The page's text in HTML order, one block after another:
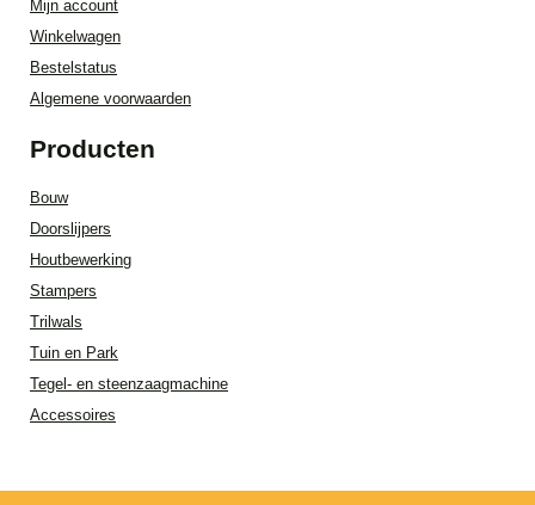
Mijn account
Winkelwagen
Bestelstatus
Algemene voorwaarden
Producten
Bouw
Doorslijpers
Houtbewerking
Stampers
Trilwals
Tuin en Park
Tegel- en steenzaagmachine
Accessoires